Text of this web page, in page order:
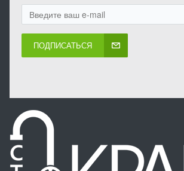
ПОДПИСАТЬСЯ